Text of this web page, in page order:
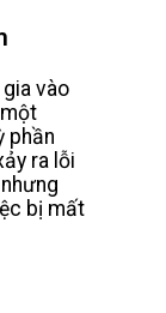
vào
phần
ra lỗi
bị mất